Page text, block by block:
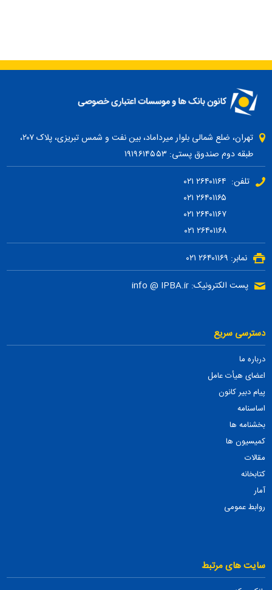
تهران، ضلع شمالی بلوار میرداماد، بین نفت و شمس تبریزی، پلاک ۲۰۷،
طبقه دوم صندوق پستی: ۱۹۱۹۶۱۴۵۵۳
تلفن: ۲۶۴۰۱۱۶۴ ۰۲۱
۲۶۴۰۱۱۶۷ ۰۲۱
۲۶۴۰۱۱۶۸ ۰۲۱
نمابر: ۲۶۴۰۱۱۶۹ ۰۲۱
پست الکترونیک: info @ IPBA.ir
دسترسی سریع
درباره ما
اعضای هیأت عامل
پیام دبیر کانون
اساسنامه
بخشنامه ها
کمیسیون ها
مقالات
کتابخانه
آمار
روابط عمومی
سایت های مرتبط